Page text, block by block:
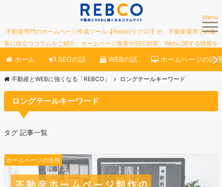
不動産専門のホームページ作成ツール【Reblo(リブロ)】が、不動産業界での集
客に役立つコラムをご紹介。ホームページ集客やSEO対策、Webに関する情報を
ご紹介していきます。
Menu
ホーム SEOの話 WEBの話 ホームページの活
不動産とWEBに強くなる「REBCO」 ロングテールキーワード
ロングテールキーワード
タグ 記事一覧
ホームページの活用